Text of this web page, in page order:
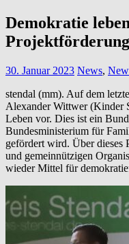
Demokratie
30. Januar 2023 News,
stendal (mm). Auf dem
Alexander Wittwer (Kinder
Leben vor. Dies ist ein
Bundesministerium für
gefördert wird. Über dieses
und gemeinnützigen
wieder Mittel für